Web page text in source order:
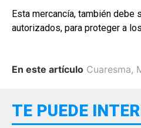
Esta mercancía, también debe
autorizados, para proteger a
En este artículo Cuaresma,
TE PUEDE